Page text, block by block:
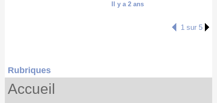
Il y a 2 ans
1 sur 5
Rubriques
Accueil